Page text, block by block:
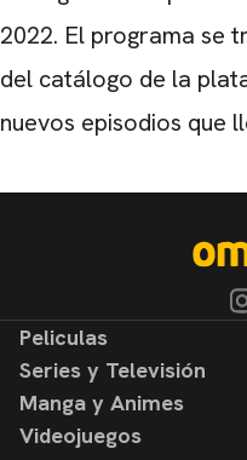
2022. El programa se
del catálogo de la
nuevos episodios que
Peliculas
Noticias
Reseñas
Series y Televisión
Noticias
Reseñas
Manga y Animes
Noticias
Videojuegos